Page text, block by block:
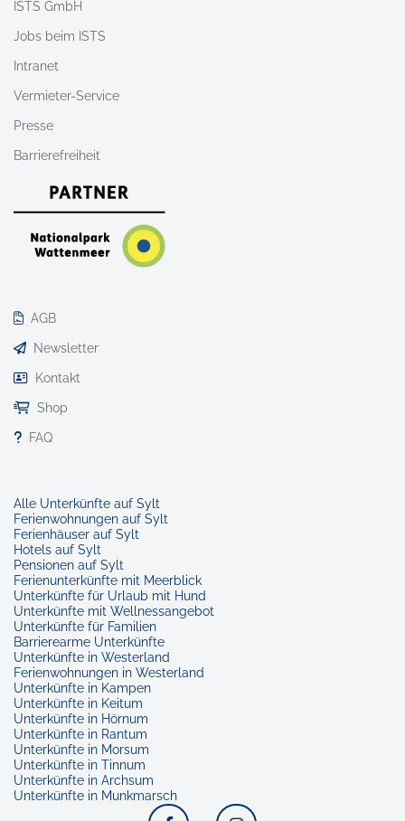
ISTS GmbH
Jobs beim ISTS
Intranet
Vermieter-Service
Presse
Barrierefreiheit
AGB
Newsletter
Kontakt
Shop
FAQ
Alle Unterkünfte auf Sylt
Ferienwohnungen auf Sylt
Ferienhäuser auf Sylt
Hotels auf Sylt
Pensionen auf Sylt
Ferienunterkünfte mit Meerblick
Unterkünfte für Urlaub mit Hund
Unterkünfte mit Wellnessangebot
Unterkünfte für Familien
Barrierearme Unterkünfte
Unterkünfte in Westerland
Ferienwohnungen in Westerland
Unterkünfte in Kampen
Unterkünfte in Keitum
Unterkünfte in Hörnum
Unterkünfte in Rantum
Unterkünfte in Morsum
Unterkünfte in Tinnum
Unterkünfte in Archsum
Unterkünfte in Munkmarsch